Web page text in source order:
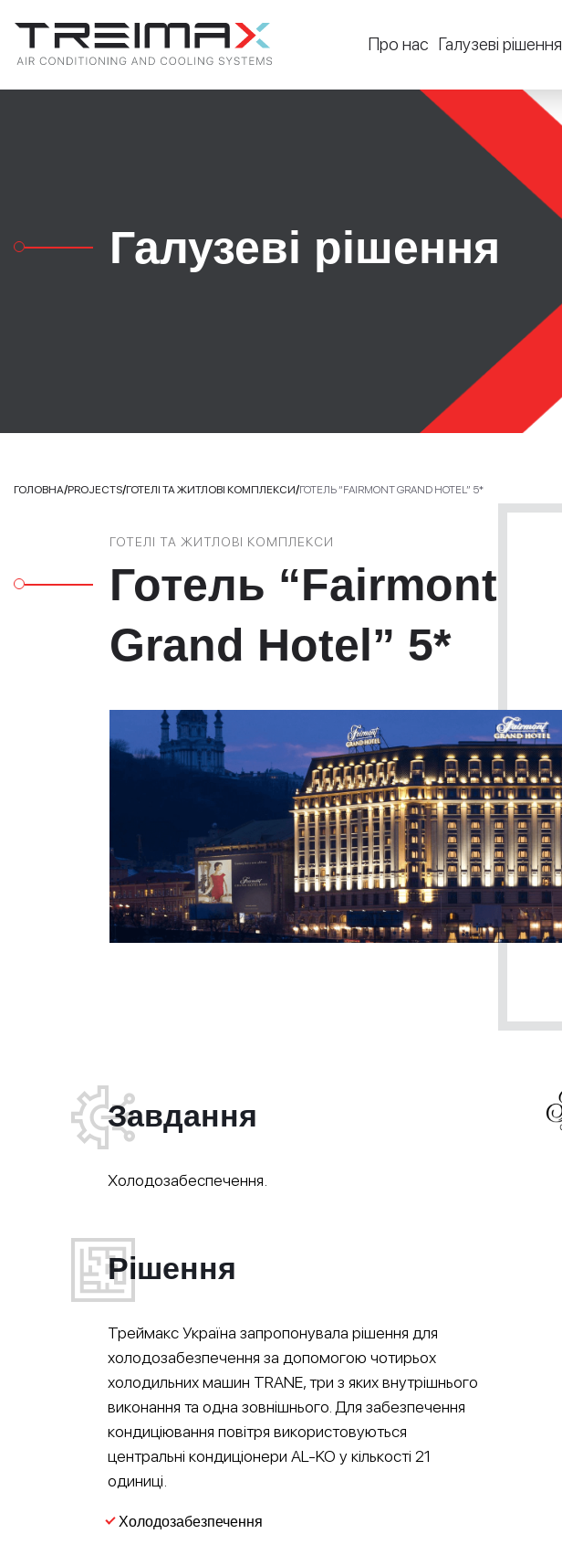
Про нас Галузеві рішення
Галузеві рішення
ГОЛОВНА/PROJECTS/ГОТЕЛІ ТА ЖИТЛОВІ КОМПЛЕКСИ/ГОТЕЛЬ “FAIRMONT GRAND HOTEL” 5*
ГОТЕЛІ ТА ЖИТЛОВІ КОМПЛЕКСИ
Готель “Fairmont
Grand Hotel” 5*
Завдання
Холодозабеспечення.
Рішення
Треймакс Україна запропонувала рішення для
холодозабезпечення за допомогою чотирьох
холодильних машин TRANE, три з яких внутрішнього
виконання та одна зовнішнього. Для забезпечення
кондиціювання повітря використовуються
центральні кондиціонери AL-KO у кількості 21
одиниці.
Холодозабезпечення